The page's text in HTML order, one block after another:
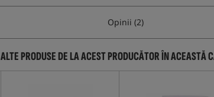
Opinii (2)
ALTE PRODUSE DE LA ACEST PRODUCĂTOR ÎN ACEASTĂ